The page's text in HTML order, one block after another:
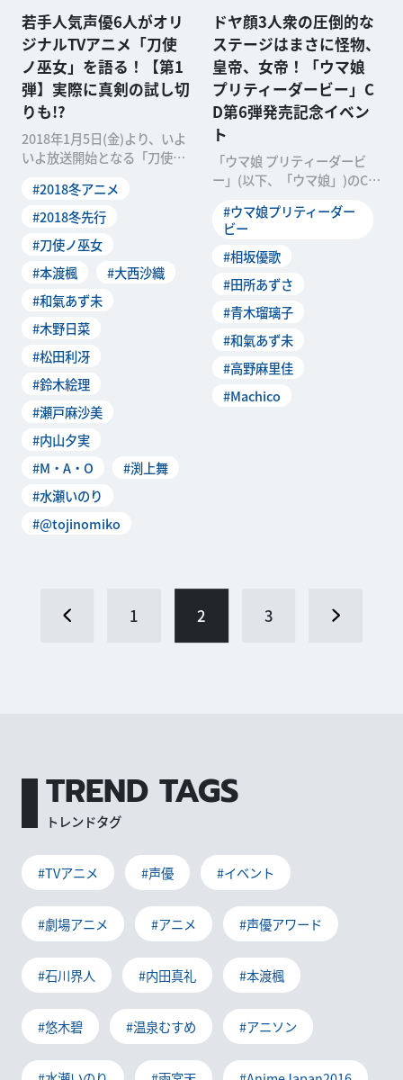
若手人気声優6人がオリ
ジナルTVアニメ「刀使
ノ巫女」を語る！【第1
弾】実際に真剣の試し切
りも!?
2018年1月5日(金)より、いよ
いよ放送開始となる「刀使ノ
が大集合。話題
#2018冬アニメ
#2018冬先行
#刀使ノ巫女
#本渡楓
#大西沙織
#和氣あず未
#木野日菜
#松田利冴
#鈴木絵理
#瀬戸麻沙美
#内山夕実
#M・A・O
#渕上舞
#水瀬いのり
#@tojinomiko
ドヤ顔3人衆の圧倒的な
ステージはまさに怪物、
皇帝、女帝！「ウマ娘
プリティーダービー」C
D第6弾発売記念イベン
ト
「ウマ娘 プリティーダービ
ー」(以下、「ウマ娘」)のCD
記念
#ウマ娘プリティーダー
ビー
#相坂優歌
#田所あずさ
#青木瑠璃子
#和氣あず未
#高野麻里佳
#Machico
1 2 3
TREND TAGS
トレンドタグ
#TVアニメ #声優 #イベント
#劇場アニメ #アニメ #声優アワード
#石川界人 #内田真礼 #本渡楓
#悠木碧 #温泉むすめ #アニソン